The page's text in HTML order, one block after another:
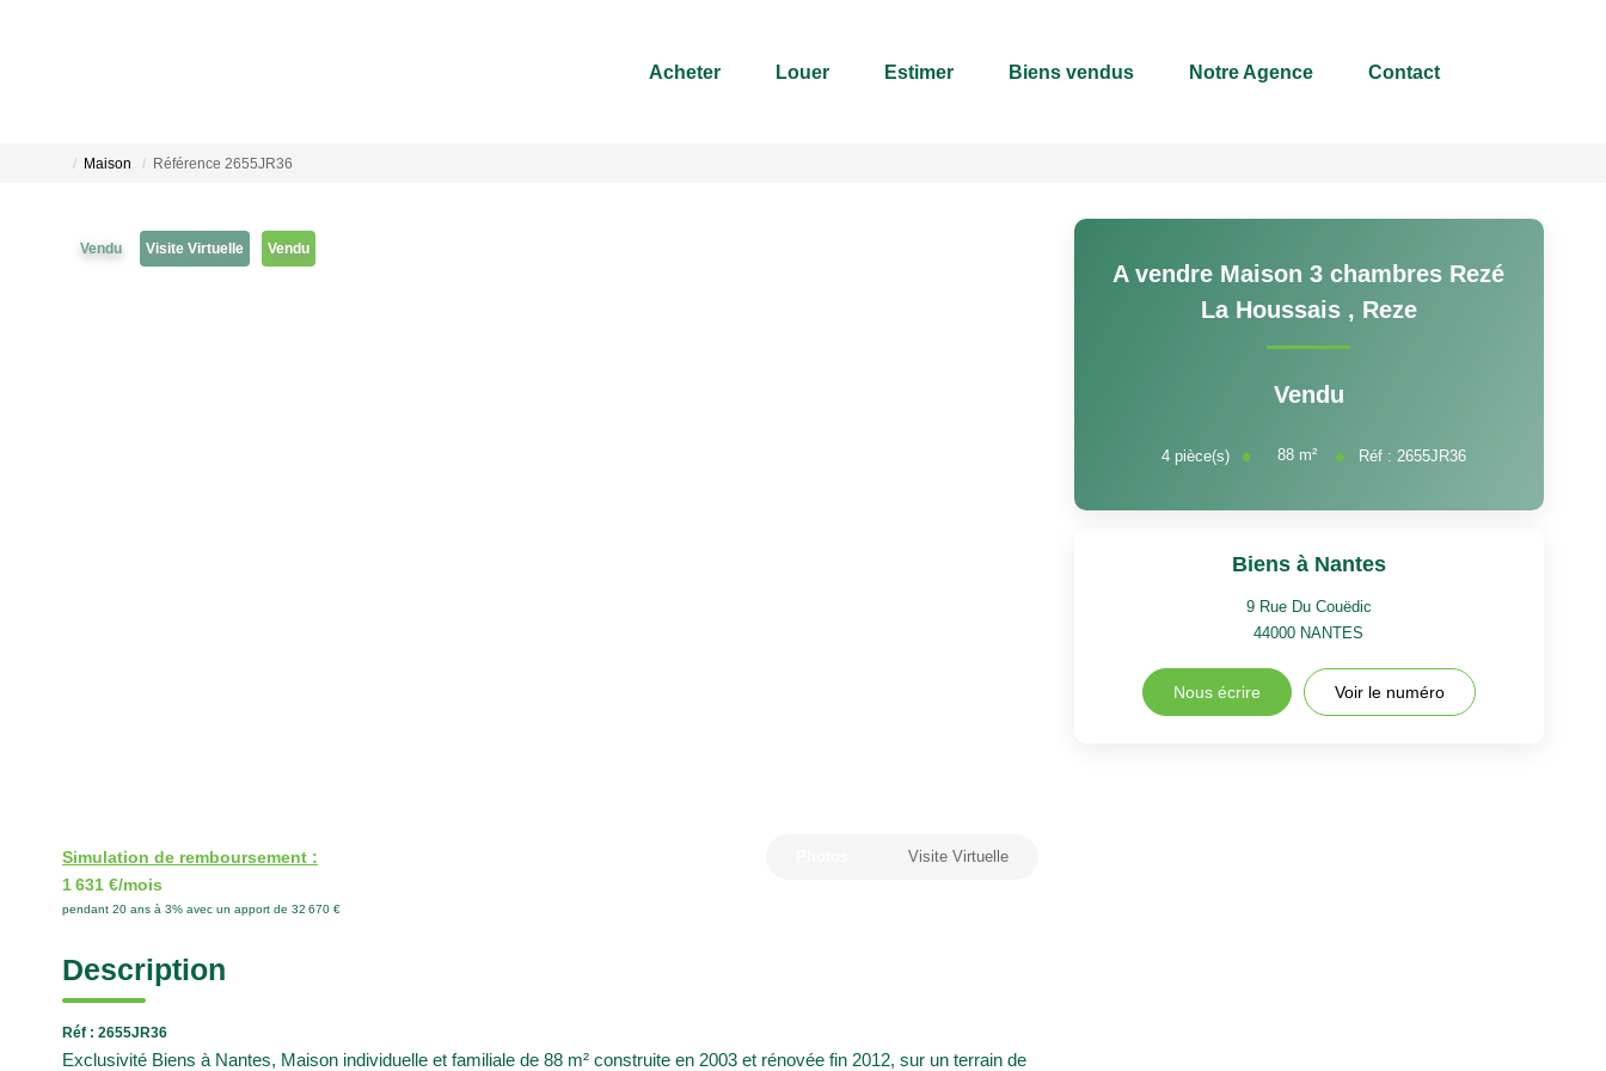
Acheter Louer Estimer Biens vendus Notre Agence Contact
Maison Référence 2655JR36
Vendu Visite Virtuelle Vendu
Simulation de remboursement :
1 631 €/mois
pendant 20 ans à 3% avec un apport de 32 670 €
Visite Virtuelle
Description
Réf : 2655JR36
Exclusivité Biens à Nantes, Maison individuelle et familiale de 88 m² construite en 2003 et rénovée fin 2012, sur un terrain de
A vendre Maison 3 chambres Rezé
La Houssais , Reze
Vendu
4 pièce(s) 88 m² Réf : 2655JR36
Biens à Nantes
9 Rue Du Couëdic
44000 NANTES
Nous écrire Voir le numéro